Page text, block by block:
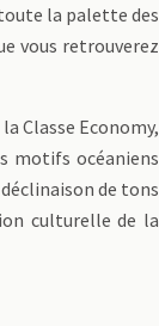
la palette des
vous retrouverez
Classe Economy,
motifs océaniens
de tons
culturelle de la